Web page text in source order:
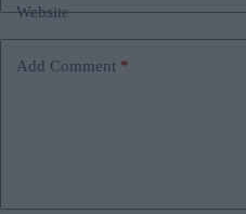
Website
Add Comment *